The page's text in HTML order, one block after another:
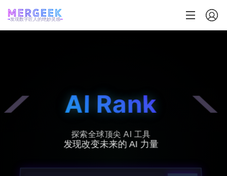
发现数字匠人的绝妙灵感
AI Rank
探索全球顶尖 AI 工具
发现改变未来的 AI 力量